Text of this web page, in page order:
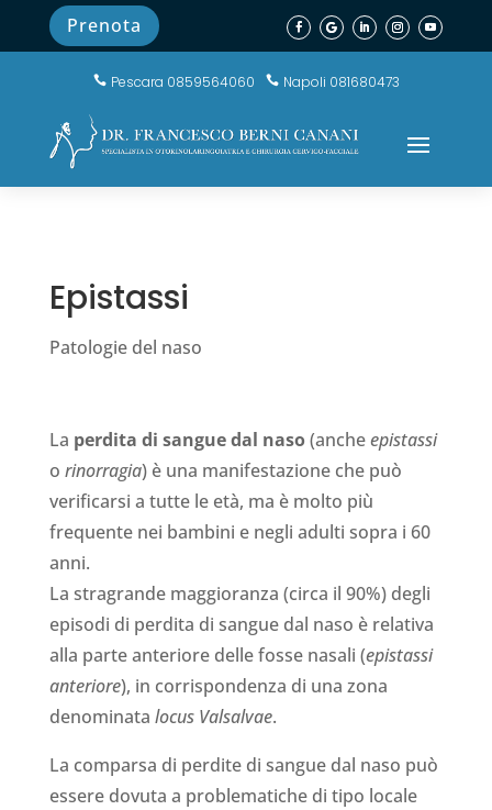
Prenota
 Pescara 0859564060  Napoli 081680473
Epistassi
Patologie del naso
La perdita di sangue dal naso(ancheepistassi
o rinorragia) è una manifestazione che può
verificarsi a tutte le età, ma è molto più
frequente nei bambini e negli adulti sopra i 60
anni.
La stragrande maggioranza (circa il 90%) degli
episodi di perdita di sangue dal naso è relativa
alla parte anteriore delle fosse nasali (epistassi
anteriore), in corrispondenza di una zona
denominata locus Valsalvae.
La comparsa di perdite di sangue dal naso può
essere dovuta a problematiche di tipo locale